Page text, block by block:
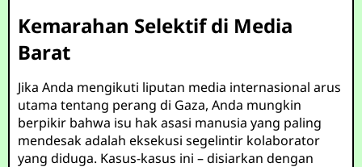
Kemarahan Selektif di Media
Barat
Jika Anda mengikuti liputan media internasional arus
utama tentang perang di Gaza, Anda mungkin
berpikir bahwa isu hak asasi manusia yang paling
mendesak adalah eksekusi segelintir kolaborator
yang diduga. Kasus-kasus ini – disiarkan dengan